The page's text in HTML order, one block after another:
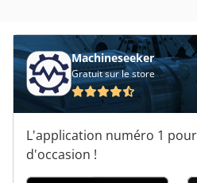
Machineseeker
Gratuit sur le store
L'application numéro 1
d'occasion !